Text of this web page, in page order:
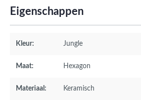
Eigenschappen
Kleur: Jungle
Maat: Hexagon
Materiaal: Keramisch